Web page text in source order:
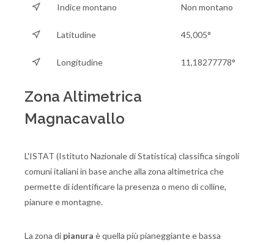
Indice montano Non montano
Latitudine 45,005°
Longitudine 11,18277778°
Zona Altimetrica
Magnacavallo
L'ISTAT (Istituto Nazionale di Statistica) classifica singoli
comuni italiani in base anche alla zona altimetrica che
permette di identificare la presenza o meno di colline,
pianure e montagne.
La zona di pianura è quella più pianeggiante e bassa